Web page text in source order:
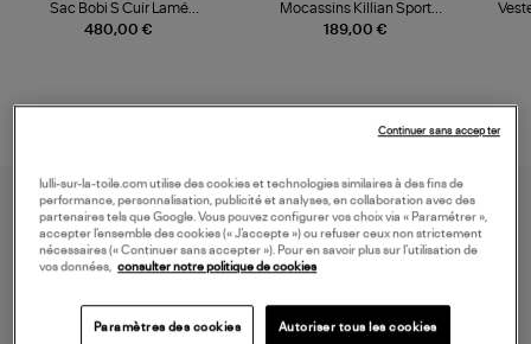
480,00 €
Sac Bobi S Cuir Lamé
Champagne
189,00 €
Mocassins Killian Sport
Mousse
LIVRAISON GRATUITE
lulli-sur-la-toile.com utilise des cookies et technologies similaires à des fins de
performance, personnalisation, publicité et analyses, en collaboration avec des
partenaires tels que Google. Vous pouvez configurer vos choix via « Paramétrer »,
accepter l’ensemble des cookies (« J’accepte ») ou refuser ceux non strictement
nécessaires (« Continuer sans accepter »). Pour en savoir plus sur l’utilisation de
vos données, consulter notre politique de cookies
Paramètres des cookies Autoriser tous les cookies
Continuer sans accepter